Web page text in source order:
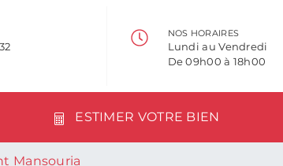
NOS HORAIRES
Lundi au Vendredi
De 09h00 à 18h00
ESTIMER VOTRE BIEN
Mansouria